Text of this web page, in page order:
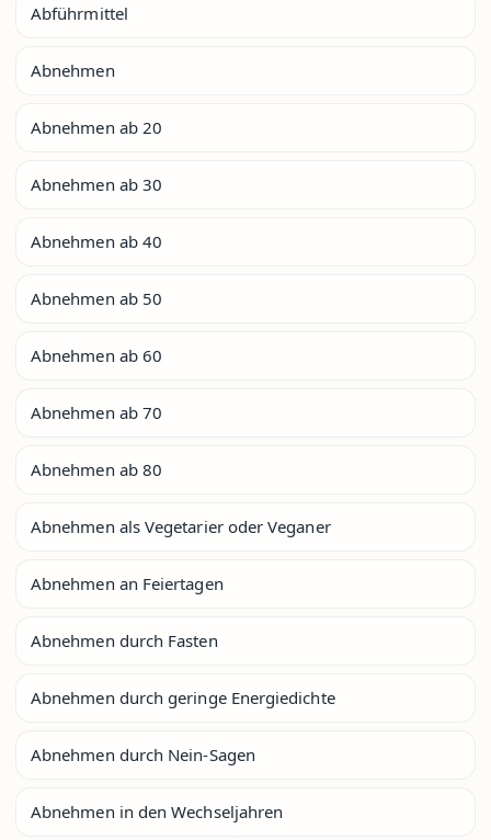
Abführmittel
Abnehmen
Abnehmen ab 20
Abnehmen ab 30
Abnehmen ab 40
Abnehmen ab 50
Abnehmen ab 60
Abnehmen ab 70
Abnehmen ab 80
Abnehmen als Vegetarier oder Veganer
Abnehmen an Feiertagen
Abnehmen durch Fasten
Abnehmen durch geringe Energiedichte
Abnehmen durch Nein-Sagen
Abnehmen in den Wechseljahren